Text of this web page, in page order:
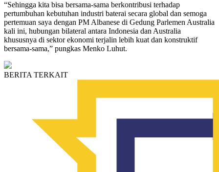
“Sehingga kita bisa bersama-sama berkontribusi terhadap
pertumbuhan kebutuhan industri baterai secara global dan semoga
pertemuan saya dengan PM Albanese di Gedung Parlemen Australia
kali ini, hubungan bilateral antara Indonesia dan Australia
khususnya di sektor ekonomi terjalin lebih kuat dan konstruktif
bersama-sama,” pungkas Menko Luhut.
BERITA TERKAIT